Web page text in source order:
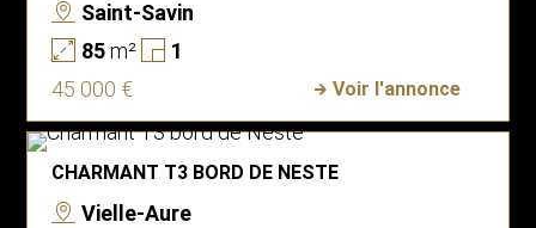
Saint-Savin
85m²
1
45 000 €
Voir l'annonce
CHARMANT T3 BORD DE NESTE
Vielle-Aure